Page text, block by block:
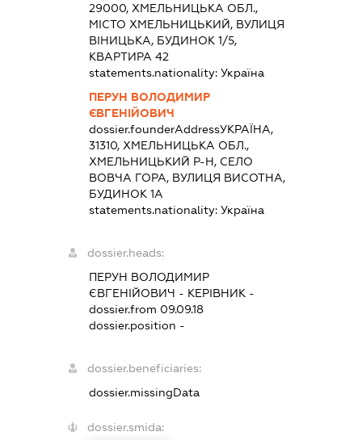
29000, ХМЕЛЬНИЦЬКА ОБЛ.,
МІСТО ХМЕЛЬНИЦЬКИЙ, ВУЛИЦЯ
ВІНИЦЬКА, БУДИНОК 1/5,
КВАРТИРА 42
statements.nationality:Україна
ПЕРУН ВОЛОДИМИР
ЄВГЕНІЙОВИЧ
dossier.founderAddressУКРАЇНА,
31310, ХМЕЛЬНИЦЬКА ОБЛ.,
ХМЕЛЬНИЦЬКИЙ Р-Н, СЕЛО
ВОВЧА ГОРА, ВУЛИЦЯ ВИСОТНА,
БУДИНОК 1А
statements.nationality:Україна
dossier.heads:
ПЕРУН ВОЛОДИМИР
ЄВГЕНІЙОВИЧ - КЕРІВНИК -
dossier.from 09.09.18
dossier.position -
dossier.beneficiaries:
dossier.missingData
dossier.smida: